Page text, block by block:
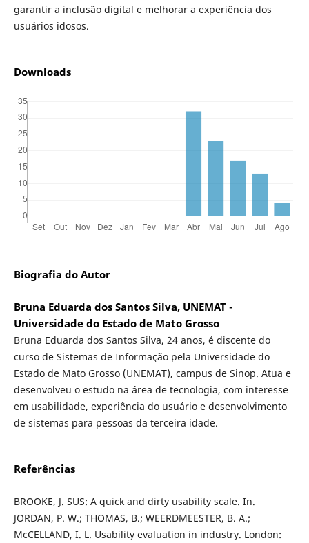
garantir a inclusão digital e melhorar a experiência dos
usuários idosos.
Downloads
Biografia do Autor
Bruna Eduarda dos Santos Silva, UNEMAT -
Universidade do Estado de Mato Grosso
Bruna Eduarda dos Santos Silva, 24 anos, é discente do
curso de Sistemas de Informação pela Universidade do
Estado de Mato Grosso (UNEMAT), campus de Sinop. Atua e
desenvolveu o estudo na área de tecnologia, com interesse
em usabilidade, experiência do usuário e desenvolvimento
de sistemas para pessoas da terceira idade.
Referências
BROOKE, J. SUS: A quick and dirty usability scale. In.
JORDAN, P. W.; THOMAS, B.; WEERDMEESTER, B. A.;
McCELLAND, I. L. Usability evaluation in industry. London: